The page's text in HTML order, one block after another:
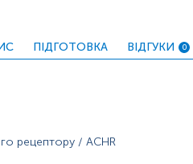
зв’язку між нервами та
скорочення м’язів і
ініціювати запальну
ПІДГОТОВКА ВІДГУКИ 0
рецептору / ACHR